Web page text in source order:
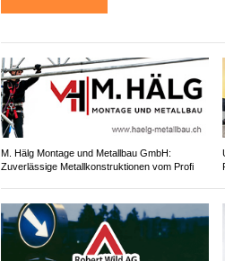
M. Hälg Montage und Metallbau GmbH:
Zuverlässige Metallkonstruktionen vom Profi